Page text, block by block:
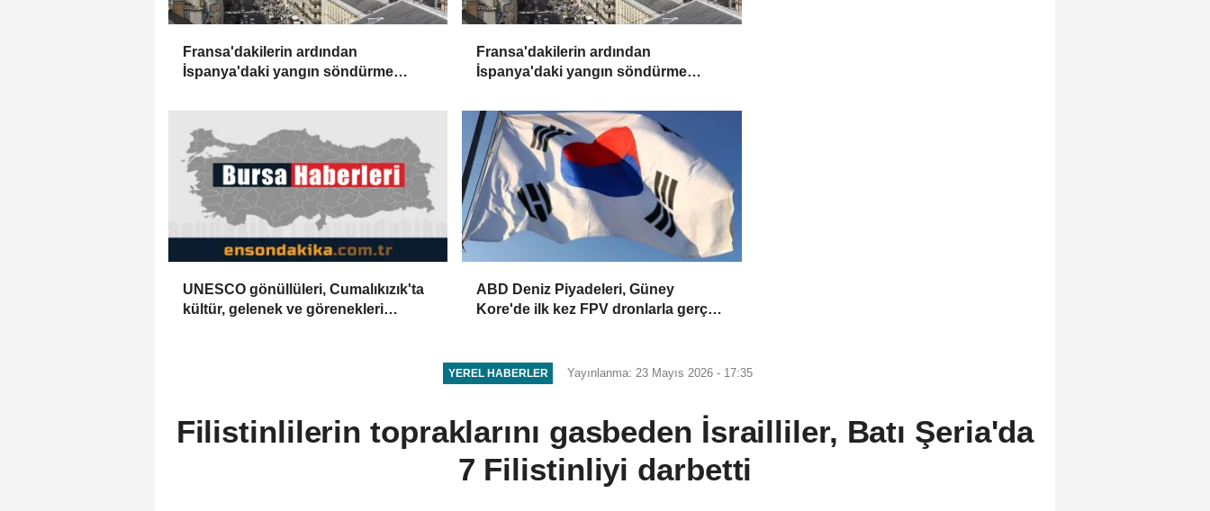
Fransa'dakilerin ardından
İspanya'daki yangın söndürme
Fransa'dakilerin ardından
İspanya'daki yangın söndürme
UNESCO gönüllüleri, Cumalıkızık'ta
kültür, gelenek ve görenekleri
ABD Deniz Piyadeleri, Güney
Kore'de ilk kez FPV dronlarla gerçek
YEREL HABERLER Yayınlanma: 23 Mayıs 2026 - 17:35
Filistinlilerin topraklarını gasbeden İsrailliler, Batı Şeria'da
7 Filistinliyi darbetti